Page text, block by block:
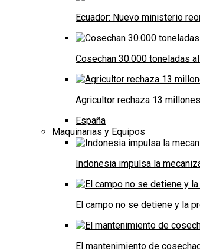
Ecuador: Nuevo ministerio
Cosechan 30.000 toneladas
Agricultor rechaza 13
España
Maquinarias y Equipos
Indonesia impulsa la
El campo no se detiene y la
El mantenimiento de